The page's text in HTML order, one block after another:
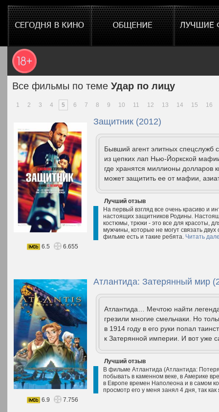
Все фильмы по теме Удар по лицу
1 2 3 4 5 6 7 8 9 10 11 12 13 14 15 16
Защитник (2012)
Бывший агент элитных спецслужб
из цепких лап Нью-Йоркской
где хранятся миллионы долларов
может защитить ее от мафии,
Лучший отзыв
На первый взгляд все очень красиво и
настоящих защитников Родины.
костюмы, трюки - это все для красоты,
мужчины, которые не могут связать
фильме есть и такие ребята. Читать
6.5
6.655
Атлантида: Затерянный мир
Атлантида… Мечтою найти
грезили многие смельчаки. Но
в 1914 году в его руки попал
к Затерянной империи. И вот уже
Лучший отзыв
В фильме Атлантида (Атлантида:
побывать в каменном веке, в Америке
в Европе времен Наполеона и в самом
просмотр его у меня занял 4 дня, так
6.9
7.756